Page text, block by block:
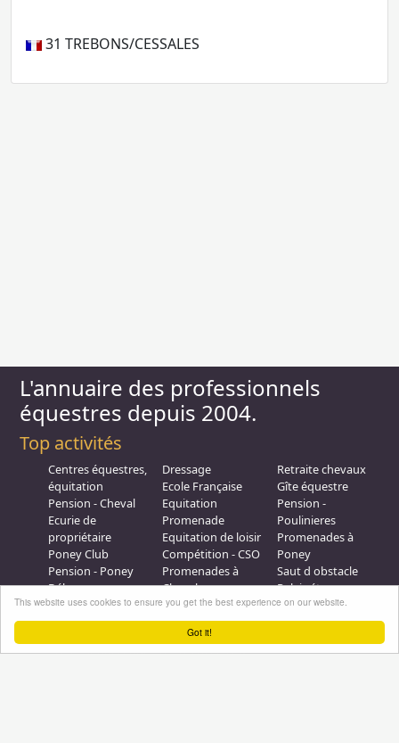
Got it!
This website uses cookies to ensure you get the best experience on our website.
31 TREBONS/CESSALES
L'annuaire des professionnels
équestres depuis 2004.
Top activités
Centres équestres,
équitation
Pension - Cheval
Ecurie de
propriétaire
Poney Club
Pension - Poney
Débourrage
Elevage
Dressage
Ecole Française
Equitation
Promenade
Equitation de loisir
Compétition - CSO
Promenades à
Cheval
Galops - Equitation
Retraite chevaux
Gîte équestre
Pension -
Poulinieres
Promenades à
Poney
Saut d obstacle
Relais étape
Plus d'infos
Professionnel équestre, Inscrivez-vous !